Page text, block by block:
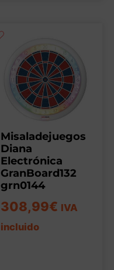
Misaladejuegos
Diana
Electrónica
GranBoard132
grn0144
308,99€ IVA
incluido